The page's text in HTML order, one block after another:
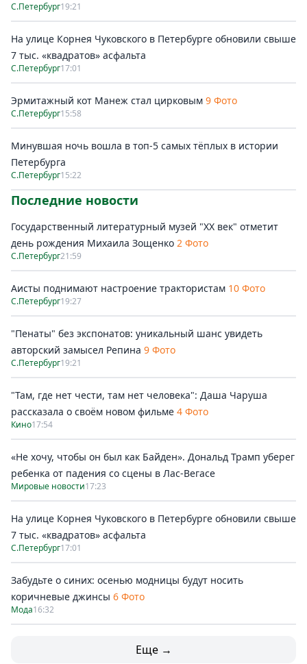
С.Петербург19:21
На улице Корнея Чуковского в Петербурге обновили свыше
7 тыс. «квадратов» асфальта
С.Петербург17:01
Эрмитажный кот Манеж стал цирковым 9 Фото
С.Петербург15:58
Минувшая ночь вошла в топ-5 самых тёплых в истории
Петербурга
С.Петербург15:22
Последние новости
Государственный литературный музей "ХХ век" отметит
день рождения Михаила Зощенко 2 Фото
С.Петербург21:59
Аисты поднимают настроение трактористам 10 Фото
С.Петербург19:27
"Пенаты" без экспонатов: уникальный шанс увидеть
авторский замысел Репина 9 Фото
С.Петербург19:21
"Там, где нет чести, там нет человека": Даша Чаруша
рассказала о своём новом фильме 4 Фото
Кино17:54
«Не хочу, чтобы он был как Байден». Дональд Трамп уберег
ребенка от падения со сцены в Лас-Вегасе
Мировые новости17:23
На улице Корнея Чуковского в Петербурге обновили свыше
7 тыс. «квадратов» асфальта
С.Петербург17:01
Забудьте о синих: осенью модницы будут носить
коричневые джинсы 6 Фото
Мода16:32
Еще →